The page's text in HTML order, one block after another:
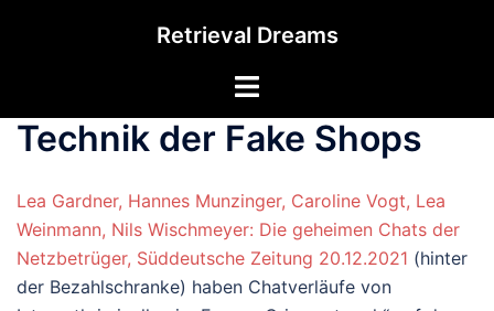
Retrieval Dreams
Menü
Technik der Fake Shops
Lea Gardner, Hannes Munzinger, Caroline Vogt, Lea
Weinmann, Nils Wischmeyer: Die geheimen Chats der
Netzbetrüger, Süddeutsche Zeitung 20.12.2021 (hinter
der Bezahlschranke) haben Chatverläufe von